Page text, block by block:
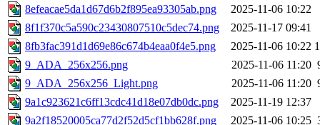
8efeacae5da1d67d6b2f895ea93305ab.png
2025-11-06 10:22
8f1f370c5a590c23430807510c5dec74.png
2025-11-17 09:41
8fb3fac391d1d69e86c674b4eaa0f4e5.png
2025-11-06 10:22
9_ADA_256x256.png
2025-11-06 11:20
9_ADA_256x256_Light.png
2025-11-06 11:20
9a1c923621c6ff13cdc41d18e07db0dc.png
2025-11-19 12:37
9a2f18520005ca77d2f52d5cf1bb628f.png
2025-11-06 10:25